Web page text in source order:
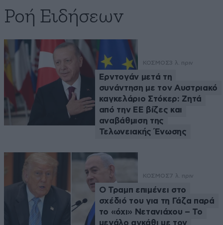
Ροή Ειδήσεων
ΚΟΣΜΟΣ3 λ. πριν
Ερντογάν μετά τη
συνάντηση με τον Αυστριακό
καγκελάριο Στόκερ: Ζητά
από την ΕΕ βίζες και
αναβάθμιση της
Τελωνειακής Ένωσης
ΚΟΣΜΟΣ7 λ. πριν
Ο Τραμπ επιμένει στο
σχέδιό του για τη Γάζα παρά
το «όχι» Νετανιάχου – Το
μεγάλο αγκάθι με τον